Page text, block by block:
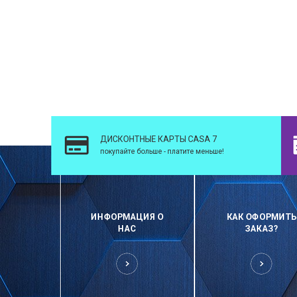
ДИСКОНТНЫЕ КАРТЫ CASA 7
покупайте больше - платите меньше!
ИНФОРМАЦИЯ О
НАС
КАК ОФОРМИТЬ
ЗАКАЗ?